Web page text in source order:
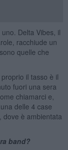
Delta Vibes, il
racchiude un
quelle che
il tasso è il
fuori una sera
chiamarci e,
delle 4 case
dove è ambientata
band?